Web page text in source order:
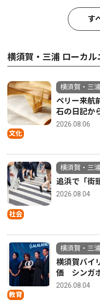
す
横須賀・三浦 ローカ
文化
横須賀・三浦
ペリー来航
石の日記か
2026.08.06
社会
横須賀・三浦
追浜で「街
2026.08.04
教育
横須賀・三浦
横須賀バイ
価 シンガ
2026.08.04